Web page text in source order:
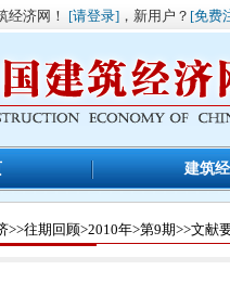
经济网！ [请登录] ，新用户？ [免费
建筑
>>往期回顾>2010年>第9期>>文献